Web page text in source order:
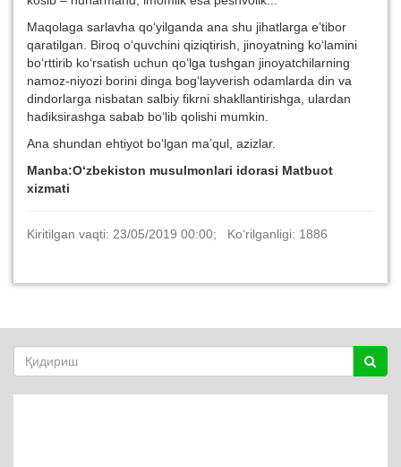
Maqolaga sarlavha qo‘yilganda ana shu jihatlarga e’tibor
qaratilgan. Biroq o‘quvchini qiziqtirish, jinoyatning ko‘lamini
bo‘rttirib ko‘rsatish uchun qo‘lga tushgan jinoyatchilarning
namoz-niyozi borini dinga bog‘layverish odamlarda din va
dindorlarga nisbatan salbiy fikrni shakllantirishga, ulardan
hadiksirashga sabab bo‘lib qolishi mumkin.
Ana shundan ehtiyot bo‘lgan ma’qul, azizlar.
Manba:O‘zbekiston musulmonlari idorasi Matbuot
xizmati
Kiritilgan vaqti: 23/05/2019 00:00; Ko‘rilganligi: 1886